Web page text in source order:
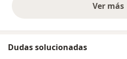
Ver más
Dudas solucionadas